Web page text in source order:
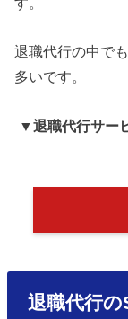
退職代行の中でも
多いです。
▼退職代行サー
退職代行